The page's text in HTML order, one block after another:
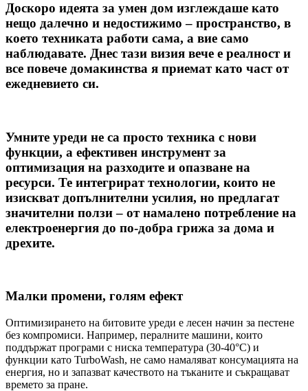
Доскоро идеята за умен дом изглеждаше като
нещо далечно и недостижимо – пространство, в
което техниката работи сама, а вие само
наблюдавате. Днес тази визия вече е реалност и
все повече домакинства я приемат като част от
ежедневието си.
Умните уреди не са просто техника с нови
функции, а ефективен инструмент за
оптимизация на разходите и опазване на
ресурси. Те интегрират технологии, които не
изискват допълнителни усилия, но предлагат
значителни ползи – от намалено потребление на
електроенергия до по-добра грижа за дома и
дрехите.
Малки промени, голям ефект
Оптимизирането на битовите уреди е лесен начин за пестене
без компромиси. Например, пералните машини, които
поддържат програми с ниска температура (30-40°C) и
функции като TurboWash, не само намаляват консумацията на
енергия, но и запазват качеството на тъканите и съкращават
времето за пране.